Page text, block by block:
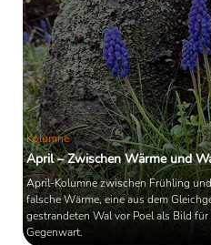
Kolumne
April – Zwischen Wärme und
April-Kolumne zwischen Frühling
falsche Wärme, eine aus dem
gestrandeten Wal vor Poel als Bild
Gegenwart.